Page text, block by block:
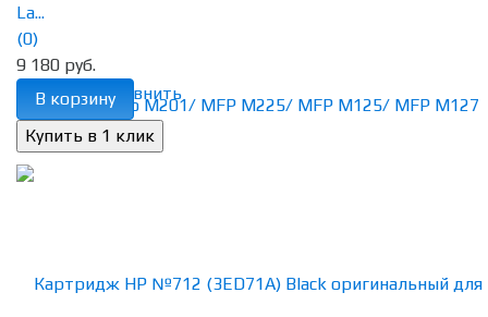
избранное сравнить
La...
(0)
9 180 руб.
В корзину